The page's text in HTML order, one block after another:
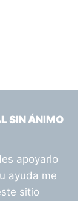
SIN ÁNIMO
apoyarlo
ayuda me
sitio